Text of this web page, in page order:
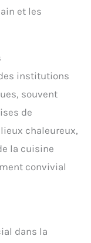
et les
institutions
souvent
de
chaleureux,
la cuisine
convivial
dans la